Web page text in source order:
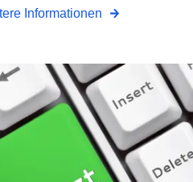
Informationen